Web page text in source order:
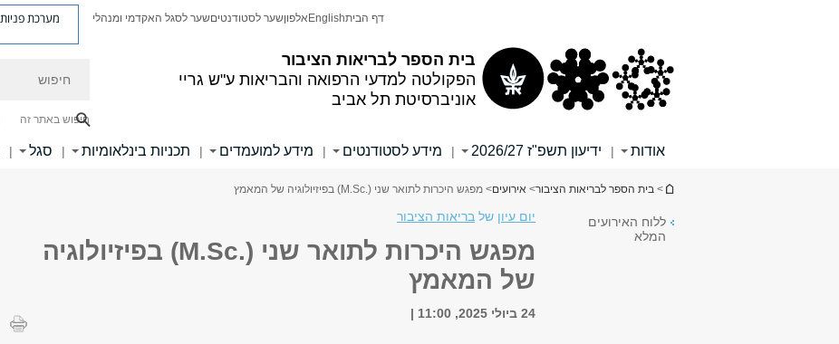
בית הספר לבריאות הציבור
הפקולטה למדעי הרפואה והבריאות ע"ש גריי
אוניברסיטת תל אביב
דף הביתEnglish אלפוןשער לסטודנטיםשער לסגל האקדמי ומנהלי מערכת פניות
חיפוש באתר זה
אודות | ידיעון תשפ"ז 2026/27 | מידע לסטודנטים | מידע למועמדים | תכניות בינלאומיות | סגל |
הינך נמצא כאן
> בית הספר לבריאות הציבור> אירועים> מפגש היכרות לתואר שני (.M.Sc) בפיזיולוגיה של המאמץ
ללוח האירועים
המלא
יום עיון של בריאות הציבור
מפגש היכרות לתואר שני (.M.Sc) בפיזיולוגיה
של המאמץ
24 ביולי 2025, 11:00